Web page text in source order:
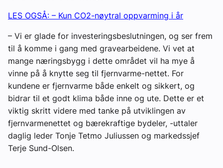
LES OGSÅ: – Kun CO2-nøytral oppvarming i år
– Vi er glade for investeringsbeslutningen, og ser frem
til å komme i gang med gravearbeidene. Vi vet at
mange næringsbygg i dette området vil ha mye å
vinne på å knytte seg til fjernvarme-nettet. For
kundene er fjernvarme både enkelt og sikkert, og
bidrar til et godt klima både inne og ute. Dette er et
viktig skritt videre med tanke på utviklingen av
fjernvarmenettet og bærekraftige bydeler, -uttaler
daglig leder Tonje Tetmo Juliussen og markedssjef
Terje Sund-Olsen.